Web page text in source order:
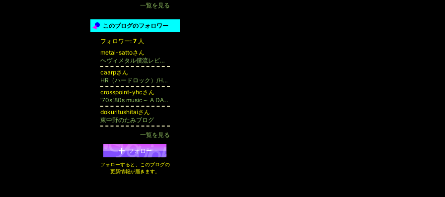
一覧を見る
このブログのフォロワー
フォロワー: 7 人
metal-sattoさん
ヘヴィメタル僕流レビュー
caarpさん
HR（ハードロック）/HM（ヘヴィメタル）聴くなび
crosspoint-yhcさん
'70s,’80s music～ A DAY IN THE LIFE
dokuritushitaiさん
東中野のたみブログ
一覧を見る
フォロー
フォローすると、このブログの
更新情報が届きます。